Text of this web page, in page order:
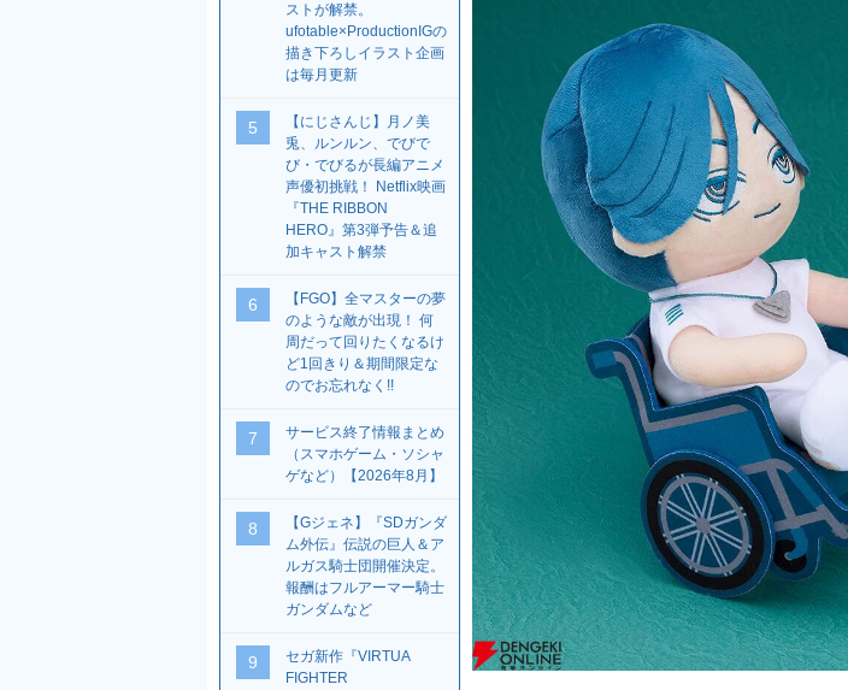
ストが解禁。
ufotable×ProductionIGの
描き下ろしイラスト企画
は毎月更新
5
【にじさんじ】月ノ美
兎、ルンルン、でびで
び・でびるが長編アニメ
声優初挑戦！ Netflix映画
『THE RIBBON
HERO』第3弾予告＆追
加キャスト解禁
6
【FGO】全マスターの夢
のような敵が出現！ 何
周だって回りたくなるけ
ど1回きり＆期間限定な
のでお忘れなく!!
7
サービス終了情報まとめ
（スマホゲーム・ソシャ
ゲなど）【2026年8月】
8
【Gジェネ】『SDガンダ
ム外伝』伝説の巨人＆ア
ルガス騎士団開催決定。
報酬はフルアーマー騎士
ガンダムなど
9
セガ新作『VIRTUA
FIGHTER